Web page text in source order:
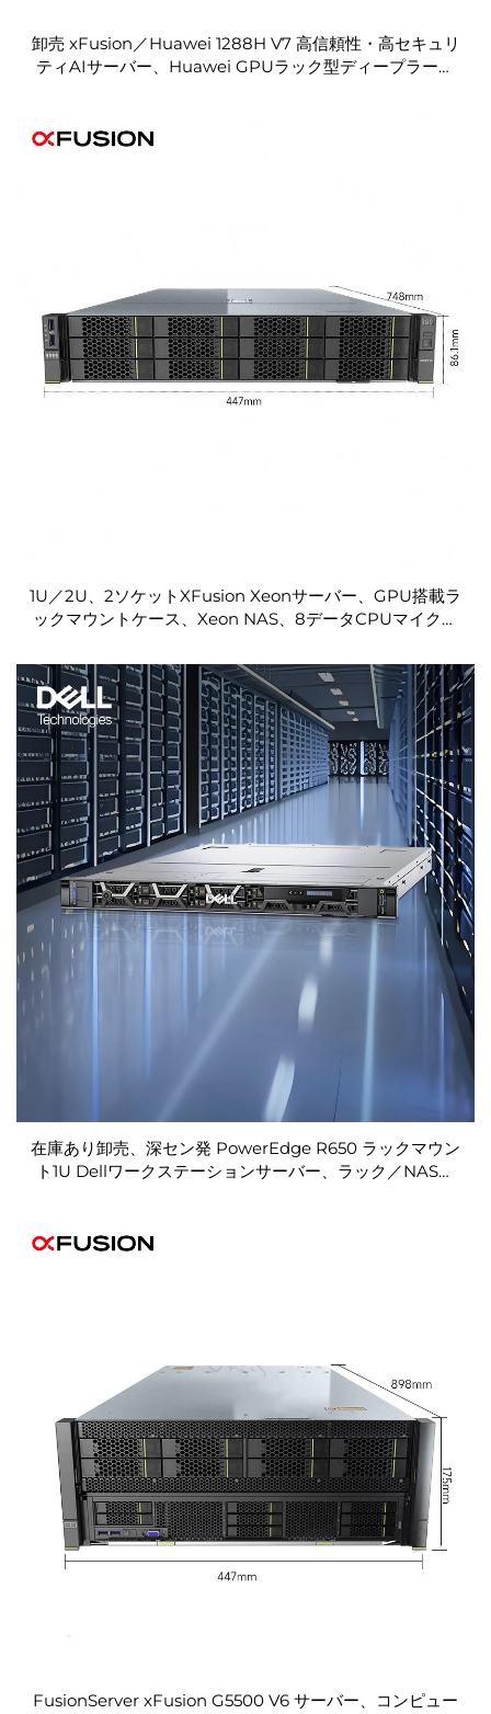
卸売 xFusion／Huawei 1288H V7 高信頼性・高セキュリ
ティAIサーバー、Huawei GPUラック型ディープラーニ
1U／2U、2ソケットXFusion Xeonサーバー、GPU搭載ラ
ックマウントケース、Xeon NAS、8データCPUマイクロ
在庫あり卸売、深セン発 PowerEdge R650 ラックマウン
ト1U Dellワークステーションサーバー、ラック／NAS／
FusionServer xFusion G5500 V6 サーバー、コンピュー